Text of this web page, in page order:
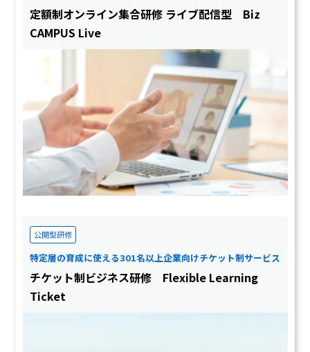
定額制オンライン集合研修 ライブ配信型 Biz
CAMPUS Live
公開型研修
特定層の育成に使える301名以上企業向けチケット制サービス
チケット制ビジネス研修 Flexible Learning
Ticket